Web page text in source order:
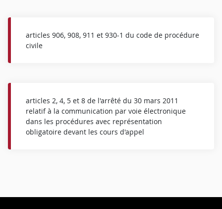
articles 906, 908, 911 et 930-1 du code de procédure
civile
articles 2, 4, 5 et 8 de l'arrêté du 30 mars 2011
relatif à la communication par voie électronique
dans les procédures avec représentation
obligatoire devant les cours d'appel